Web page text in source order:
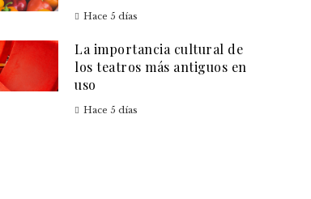
Hace 5 días
La importancia cultural de
los teatros más antiguos en
uso
Hace 5 días